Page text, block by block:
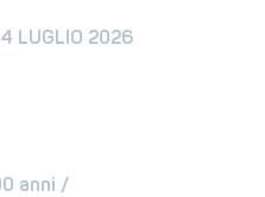
LUGLIO 2026
anni /